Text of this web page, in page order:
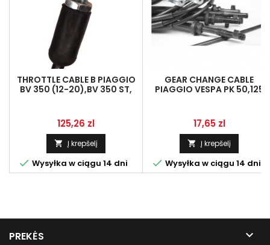
THROTTLE CABLE B PIAGGIO
BV 350 (12-20),BV 350 ST,
Kaina
125,26 zl
 Į krepšelį
 Wysyłka w ciągu 14 dni
GEAR CHANGE CABLE
PIAGGIO VESPA PK 50,125
Kaina
17,65 zl
 Į krepšelį
 Wysyłka w ciągu 14 dni
PREKĖS 